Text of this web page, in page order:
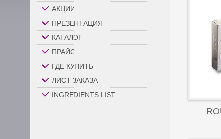
АКЦИИ
ПРЕЗЕНТАЦИЯ
КАТАЛОГ
ПРАЙС
ГДЕ КУПИТЬ
ЛИСТ ЗАКАЗА
INGREDIENTS LIST